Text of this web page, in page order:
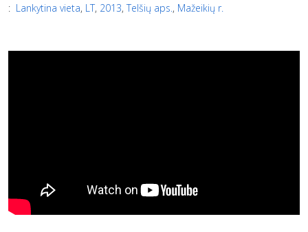
: Lankytina vieta, LT, 2013, Telšių aps. , Mažeikių r.